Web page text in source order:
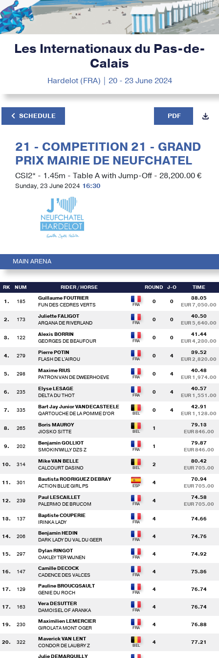
Les Internationaux du Pas-de-
Calais
Hardelot (FRA) | 20 - 23 June 2024
SCHEDULE PDF
21 - COMPETITION 21 - GRAND
PRIX MAIRIE DE NEUFCHATEL
CSI2* - 1.45m - Table A with Jump-Off - 28,200.00 €
Sunday, 23 June 2024 16:30
MAIN ARENA
RK NUM RIDER/ HORSE ROUND J-O TIME
1. 185
Guillaume FOUTRIER
FUN DES CEDRES VERTS
0 0
38.05
EUR 7,050.00
2. 173
Juliette FALIGOT
ARQANA DE RIVERLAND
0 0
40.50
EUR 5,640.00
3. 122
Alexis BORRIN
GEORGES DE BEAUFOUR
0 0
41.44
EUR 4,230.00
4. 279
Pierre POTIN
FLASH DE L'AIROU
0 4
39.52
EUR 2,820.00
5. 298
Maxime RIUS
PATRON VAN DE DWEERHOEVE
0 4
40.48
EUR 1,974.00
6. 235
Elyse LESAGE
DELTA DU THOT
0 4
40.57
EUR 1,551.00
7. 335
Bart Jay Junior VANDECASTEELE
QARTOUCHE DE LA POMME D'OR
0 4
42.91
EUR 1,128.00
8. 265
Boris MAUROY
JIOSKO SITTE
1
79.13
EUR 846.00
9. 202
Benjamin GOLLIOT
SMOKIN'WILLY DZS Z
1
79.87
EUR 846.00
10. 314
Mike VAN BELLE
CALCOURT DASINO
2
80.42
EUR 705.00
11. 301
Bautista RODRIGUEZ DEBRAY
ACTION BLUE GIRL PS
4
70.94
EUR 705.00
12. 239
Paul LESCAILLET
PALERMO DE BRUCOM
4
74.58
EUR 705.00
13. 137
Baptiste COUPERIE
IRINKA LADY
4 74.66
14. 206
Benjamin HEDIN
DARK LADY DU VAL DU GEER
4 74.76
15. 297
Dylan RINGOT
OAKLEY TER WIJNEN
4 74.92
16. 147
Camille DECOCK
CADENCE DES VALCES
4 75.36
17. 129
Pauline BROUCQSAULT
GENIE DU ROCH
4 76.74
17. 163
Vera DESUTTER
DAMOISEL OF ARANKA
4 76.74
19. 230
Maximilien LEMERCIER
GIROLATA MONT OGER
4 76.88
20. 322
Maverick VAN LENT
CONDOR DE LAUBRY Z
4 77.21
Julie DEMARQUILLY